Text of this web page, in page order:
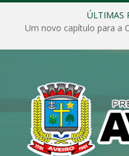
ÚLTIMAS
Um novo capítulo para a